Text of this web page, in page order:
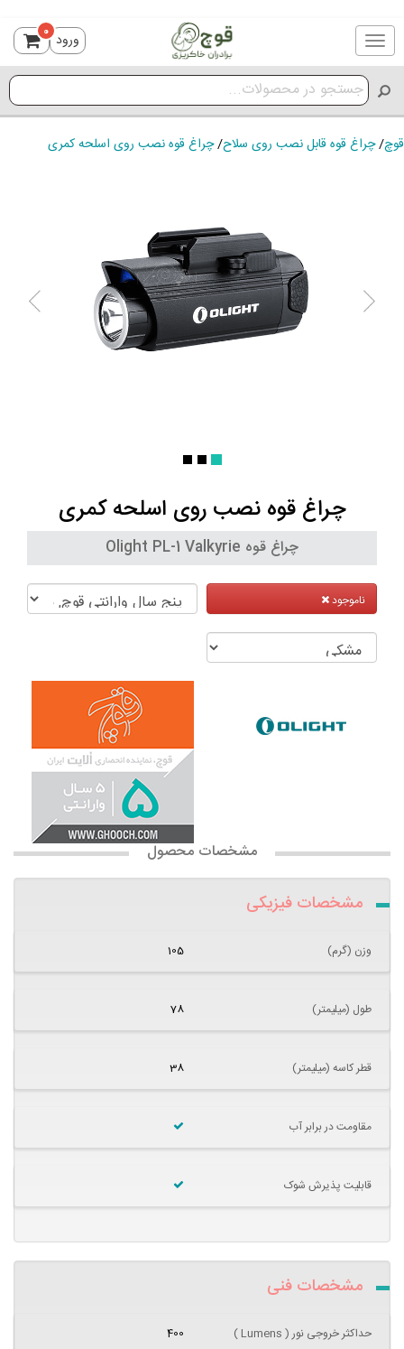
Toggle
navigation
ورود 0
قوچ/چراغ قوه قابل نصب روی سلاح/چراغ قوه نصب روی اسلحه کمری
چراغ قوه نصب روی اسلحه کمری
چراغ قوه Olight PL-1 Valkyrie
ناموجود
مشخصات محصول
مشخصات فیزیکی
وزن (گرم) 105
طول (میلیمتر) 78
قطر کاسه (میلیمتر) 38
مقاومت در برابر آب
قابلیت پذیرش شوک
مشخصات فنی
حداکثر خروجی نور ( Lumens ) 400